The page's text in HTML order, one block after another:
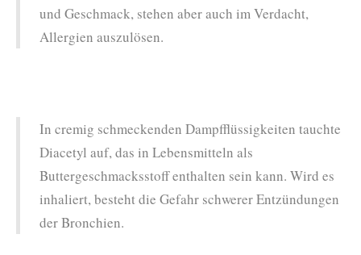
und Geschmack, stehen aber auch im Verdacht,
Allergien auszulösen.
In cremig schmeckenden Dampfflüssigkeiten tauchte
Diacetyl auf, das in Lebensmitteln als
Buttergeschmacksstoff enthalten sein kann. Wird es
inhaliert, besteht die Gefahr schwerer Entzündungen
der Bronchien.